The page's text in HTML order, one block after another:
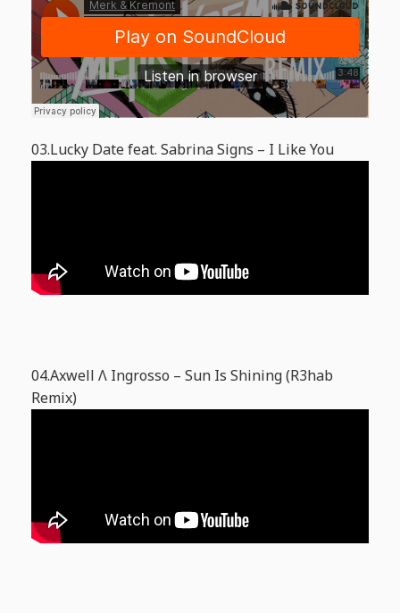
03.Lucky Date feat. Sabrina Signs – I Like You
04.Axwell Λ Ingrosso – Sun Is Shining (R3hab
Remix)